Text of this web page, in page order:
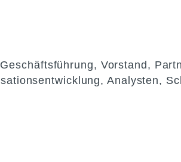
Vorstand,
Analysten,